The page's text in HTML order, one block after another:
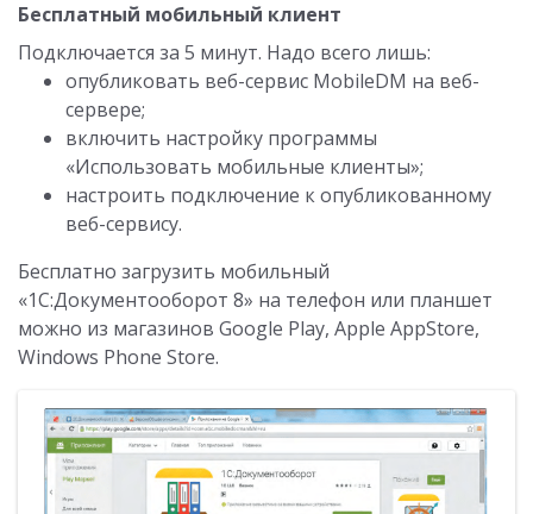
Бесплатный мобильный клиент
Подключается за 5 минут. Надо всего лишь:
опубликовать веб-сервис MobileDM на веб-
сервере;
включить настройку программы
«Использовать мобильные клиенты»;
настроить подключение к опубликованному
веб-сервису.
Бесплатно загрузить мобильный
«1С:Документооборот 8» на телефон или планшет
можно из магазинов Google Play, Apple AppStore,
Windows Phone Store.